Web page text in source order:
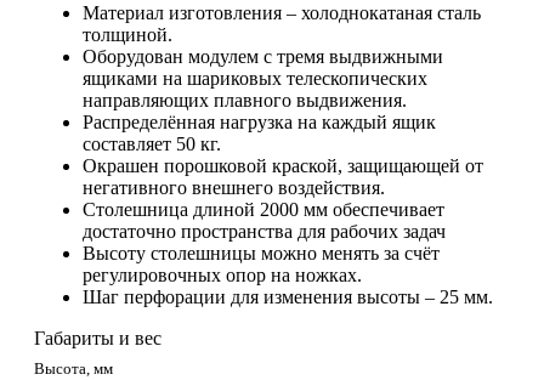
Материал изготовления – холоднокатаная сталь
толщиной.
Оборудован модулем с тремя выдвижными
ящиками на шариковых телескопических
направляющих плавного выдвижения.
Распределённая нагрузка на каждый ящик
составляет 50 кг.
Окрашен порошковой краской, защищающей от
негативного внешнего воздействия.
Столешница длиной 2000 мм обеспечивает
достаточно пространства для рабочих задач
Высоту столешницы можно менять за счёт
регулировочных опор на ножках.
Шаг перфорации для изменения высоты – 25 мм.
Габариты и вес
Высота, мм